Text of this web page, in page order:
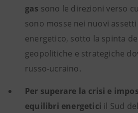
gas sono le direzioni verso
sono mosse nei nuovi
energetico, sotto la spinta
geopolitiche e strategiche
russo-ucraino.
Per superare la crisi e
equilibri energetici il Sud